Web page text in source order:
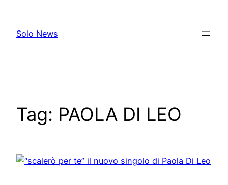
content
Solo News
Tag: PAOLA DI LEO